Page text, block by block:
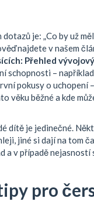
dotazů je: „Co by už
najdete v našem
Přehled
schopnosti –
pokusy o uchopení
věku běžné a kde
dítě je jedinečné.
jiné si dají na tom
a v případě nejasností
pro